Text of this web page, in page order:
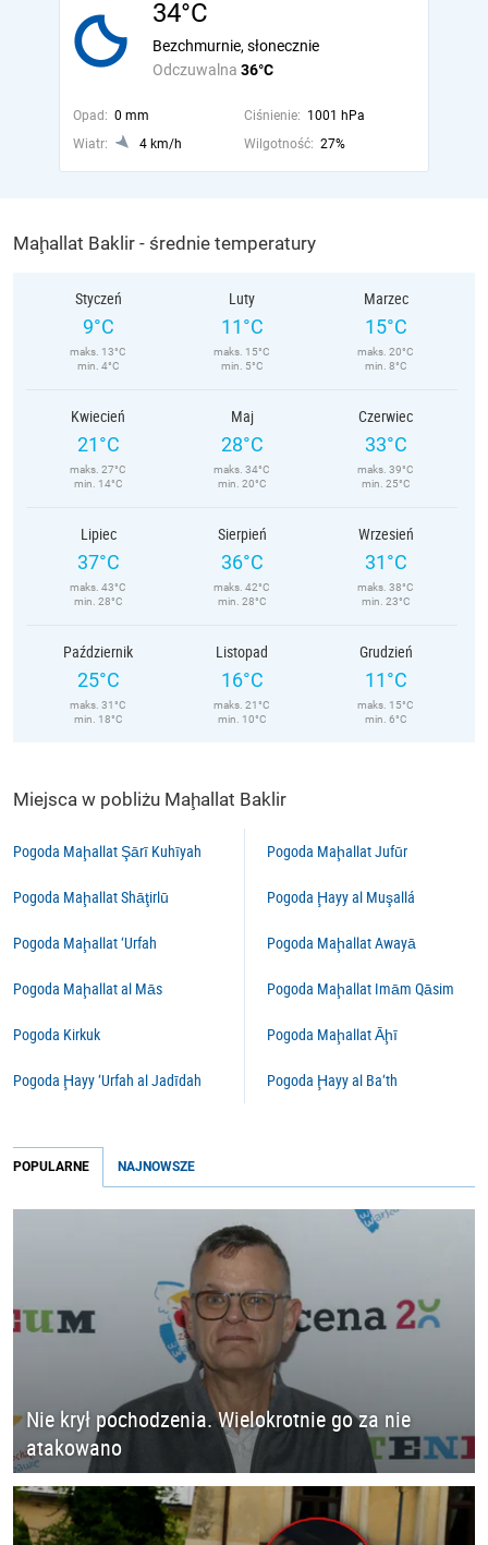
34°C
Odczuwalna 36°C
Bezchmurnie, słonecznie
Opad: 0 mm Ciśnienie: 1001 hPa
Wiatr:
4 km/h Wilgotność: 27%
Maḩallat Baklir - średnie temperatury
Styczeń
9°C
maks. 13°C
min. 4°C
Luty
11°C
maks. 15°C
min. 5°C
Marzec
15°C
maks. 20°C
min. 8°C
Kwiecień
21°C
maks. 27°C
min. 14°C
Maj
28°C
maks. 34°C
min. 20°C
Czerwiec
33°C
maks. 39°C
min. 25°C
Lipiec
37°C
maks. 43°C
min. 28°C
Sierpień
36°C
maks. 42°C
min. 28°C
Wrzesień
31°C
maks. 38°C
min. 23°C
Październik
25°C
maks. 31°C
min. 18°C
Listopad
16°C
maks. 21°C
min. 10°C
Grudzień
11°C
maks. 15°C
min. 6°C
Miejsca w pobliżu Maḩallat Baklir
Pogoda Maḩallat Şārī Kuhīyah
Pogoda Maḩallat Shāţirlū
Pogoda Maḩallat ‘Urfah
Pogoda Maḩallat al Mās
Pogoda Kirkuk
Pogoda Ḩayy ‘Urfah al Jadīdah
Pogoda Maḩallat Jufūr
Pogoda Ḩayy al Muşallá
Pogoda Maḩallat Awayā
Pogoda Maḩallat Imām Qāsim
Pogoda Maḩallat Āḩī
Pogoda Ḩayy al Ba‘th
POPULARNE NAJNOWSZE
Nie krył pochodzenia. Wielokrotnie go za nie
atakowano